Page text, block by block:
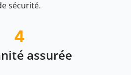
sécurité.
4
assurée